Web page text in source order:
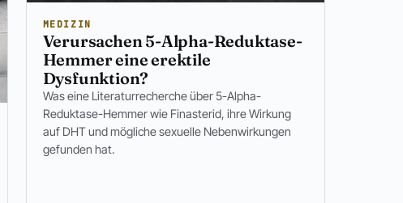
MEDIZIN
Verursachen 5-Alpha-Reduktase-
Hemmer eine erektile
Dysfunktion?
Was eine Literaturrecherche über 5-Alpha-
Reduktase-Hemmer wie Finasterid, ihre Wirkung
auf DHT und mögliche sexuelle Nebenwirkungen
gefunden hat.